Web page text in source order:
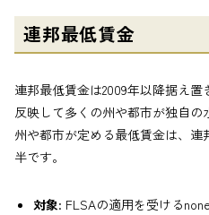
連邦最低賃金
連邦最低賃金は2009年以降据え
反映して多くの州や都市が独自
州や都市が定める最低賃金は、
半です。
対象: FLSAの適用を受ける